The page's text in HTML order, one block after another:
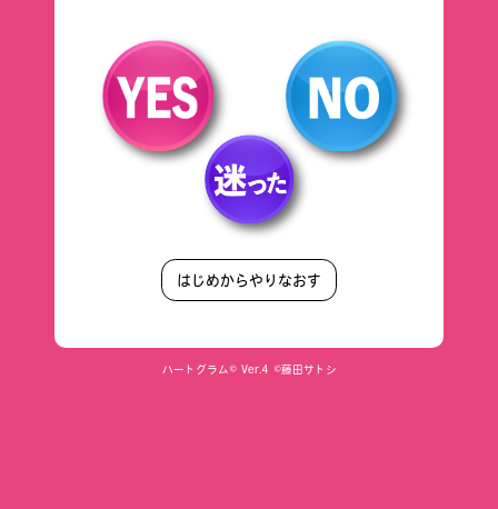
はじめからやりなおす
ハートグラム© Ver.4 ©藤田サトシ